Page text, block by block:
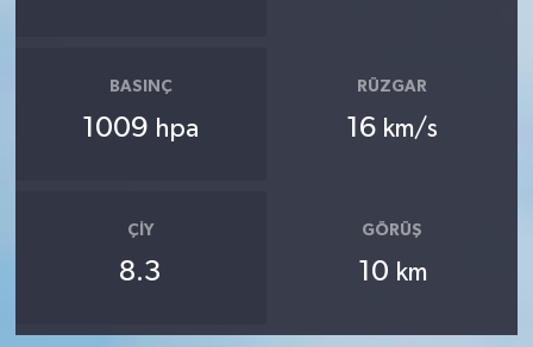
BASINÇ
1009 hpa
RÜZGAR
16 km/s
ÇIY
8.3
GÖRÜŞ
10 km